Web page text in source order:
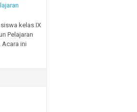
kelas IX
Pelajaran
Acara ini